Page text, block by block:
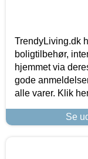
TrendyLiving.dk
boligtilbehør,
hjemmet via
gode
alle varer. Klik
Se